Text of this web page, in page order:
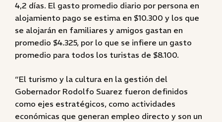
4,2 días. El gasto promedio diario por persona en
alojamiento pago se estima en $10.300 y los que
se alojarán en familiares y amigos gastan en
promedio $4.325, por lo que se infiere un gasto
promedio para todos los turistas de $8.100.
“El turismo y la cultura en la gestión del
Gobernador Rodolfo Suarez fueron definidos
como ejes estratégicos, como actividades
económicas que generan empleo directo y son un